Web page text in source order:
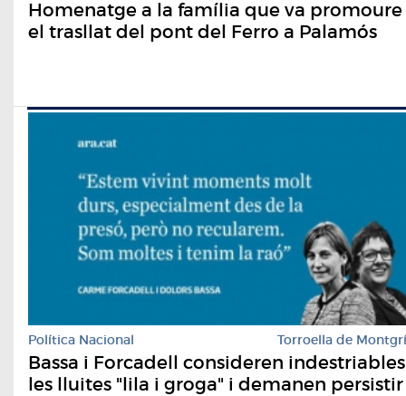
Homenatge a la família que va promoure
el trasllat del pont del Ferro a Palamós
Política Nacional Torroella de Montgrí
Bassa i Forcadell consideren indestriables
les lluites "lila i groga" i demanen persistir